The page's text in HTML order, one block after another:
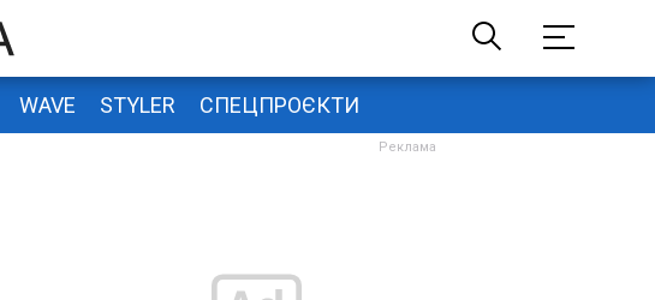
WAVE STYLER СПЕЦПРОЄКТИ